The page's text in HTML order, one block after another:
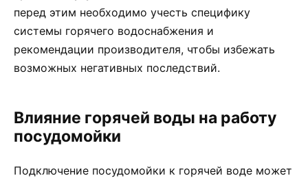
перед этим необходимо учесть специфику
системы горячего водоснабжения и
рекомендации производителя, чтобы избежать
возможных негативных последствий.
Влияние горячей воды на работу
посудомойки
Подключение посудомойки к горячей воде может